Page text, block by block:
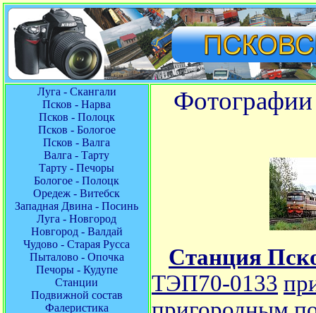
Луга - Скангали
Псков - Нарва
Псков - Полоцк
Псков - Бологое
Псков - Валга
Валга - Тарту
Тарту - Печоры
Бологое - Полоцк
Оредеж - Витебск
Западная Двина - Посинь
Луга - Новгород
Новгород - Валдай
Чудово - Старая Русса
Пыталово - Опочка
Печоры - Кудупе
Станции
Подвижной состав
Фалеристика
Станция
ТЭП70-0133